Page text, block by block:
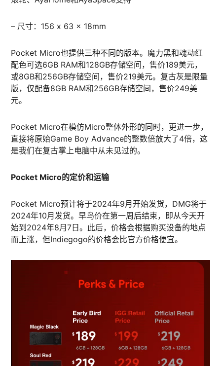
– 尺寸：156 x 63 x 18mm
Pocket Micro也提供三种不同的版本。魔力黑和魂动红
配色可选6GB RAM和128GB存储空间，售价189美元，
或8GB和256GB存储空间，售价219美元。复古灰是限量
版，仅配备8GB RAM和256GB存储空间，售价249美
元。
Pocket Micro在模仿Micro整体外形的同时，更进一步，
直接将原始Game Boy Advance的整数倍放大了4倍，这
是我们在复古掌上电脑中从未见过的。
Pocket Micro的定价和运输
Pocket Micro预计将于2024年9月开始发货，DMG将于
2024年10月发货。早鸟价在第一周后结束，即从今天开
始到2024年8月7日。此后，价格会根据购买设备的地点
而上涨，但Indiegogo的价格会比官方价格便宜。